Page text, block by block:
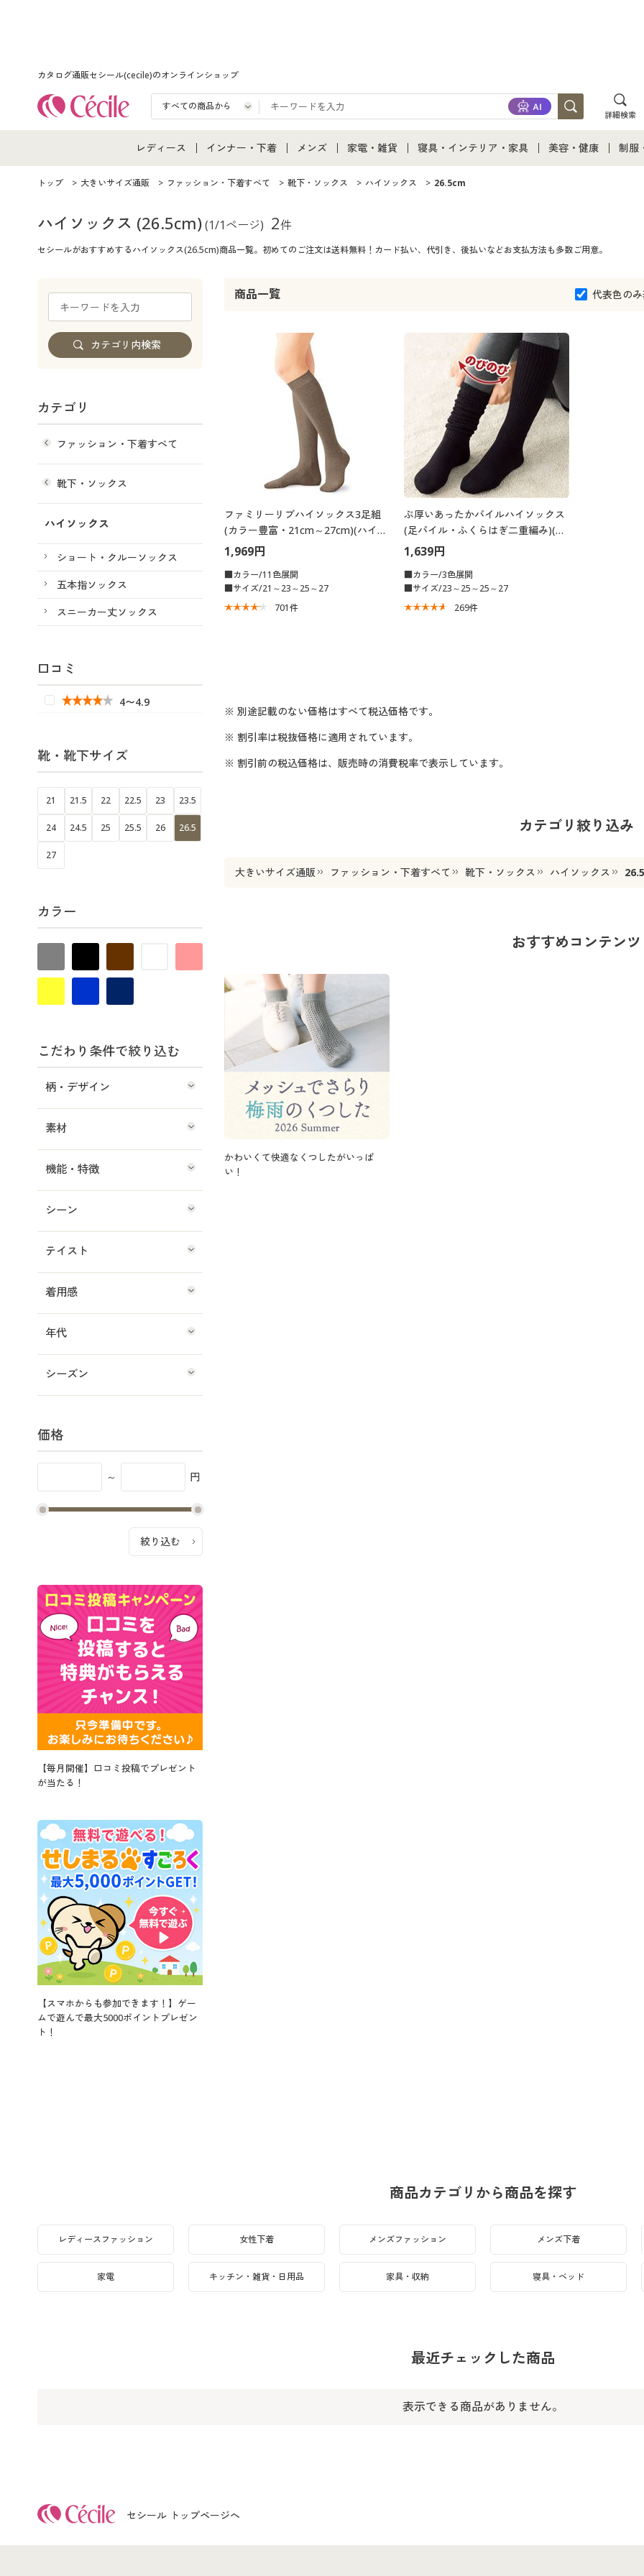
カタログ通販セシール(cecile)のオンラインショップ
詳細検索
レディース
レディース通販すべて
レディースファッション
女性下着
インナー・下着
インナー・下着通販すべて
メンズ下着
ジュニア・ティーンズ下着
メンズ
メンズ通販すべて
メンズ下着
家電・雑貨
家電・雑貨すべて
キッチン・雑貨・日用品
寝具・インテリア・家具
寝具・インテリア・家具通販すべて
寝具・ベッド
美容・健康 制服
トップ 大きいサイズ通販 ファッション・下着すべて 靴下・ソックス ハイソックス 26.5cm
ハイソックス (26.5cm)(1/1ページ) 2件
セシールがおすすめするハイソックス(26.5cm)商品一覧。初めてのご注文は送料無料！カード払い、代引き、後払いなどお支払方法も多数ご用意。
商品一覧 代表色の
ファミリーリブハイソックス3足組
(カラー豊富・21cm～27cm)(ハイソ
ックス)
1,969円
■カラー/11色展開
■サイズ/21～23～25～27
701件
ぶ厚いあったかパイルハイソックス
(足パイル・ふくらはぎ二重編み)(日
本製)
1,639円
■カラー/3色展開
■サイズ/23～25～25～27
269件
※ 別途記載のない価格はすべて税込価格です。
※ 割引率は税抜価格に適用されています。
※ 割引前の税込価格は、販売時の消費税率で表示しています。
カテゴリ絞り込み
大きいサイズ通販 ファッション・下着すべて 靴下・ソックス ハイソックス
おすすめコンテンツ
かわいくて快適なくつしたがいっぱ
い！
カテゴリ
ファッション・下着すべて
靴下・ソックス
ハイソックス
ショート・クルーソックス
五本指ソックス
スニーカー丈ソックス
口コミ
4〜4.9
靴・靴下サイズ
21 21.5 22 22.5 23 23.5
24 24.5 25 25.5 26 26.5
27
カラー
こだわり条件で絞り込む
柄・デザイン
素材
機能・特徴
シーン
テイスト
着用感
年代
シーズン
価格
～ 円
【毎月開催】口コミ投稿でプレゼント
が当たる！
【スマホからも参加できます！】ゲー
ムで遊んで最大5000ポイントプレゼン
ト！
商品カテゴリから商品を探す
レディースファッション 女性下着 メンズファッション メンズ下着
家電 キッチン・雑貨・日用品 家具・収納 寝具・ベッド
最近チェックした商品
表示できる商品がありません。
セシール トップページへ